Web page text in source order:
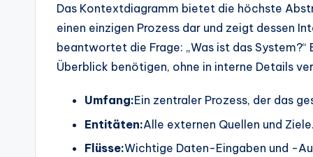
Das Kontextdiagramm bietet die höchste
einen einzigen Prozess dar und zeigt dessen
beantwortet die Frage: „Was ist das
Überblick benötigen, ohne in interne Details
Umfang:Ein zentraler Prozess, der das
Entitäten:Alle externen Quellen und Ziele.
Flüsse:Wichtige Daten-Eingaben und -